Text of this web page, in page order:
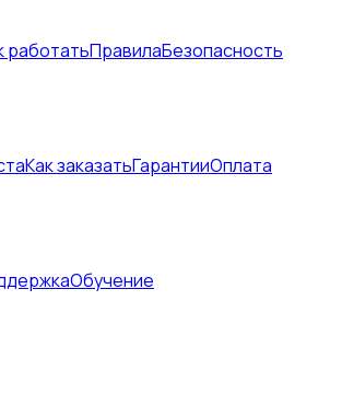
работатьПравилаБезопасность
Как заказатьГарантииОплата
Обучение